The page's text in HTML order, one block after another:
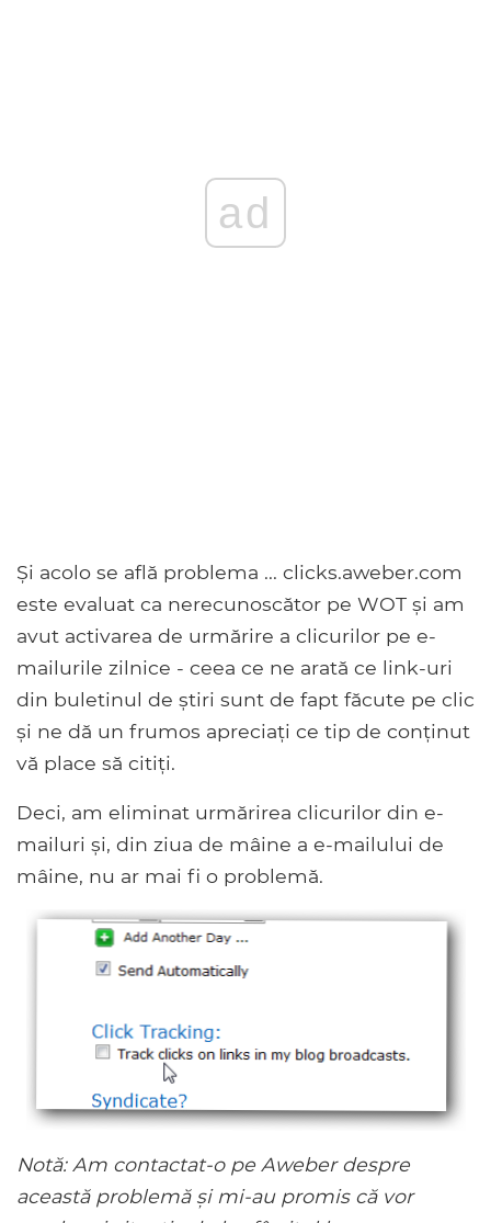
ad
Și acolo se află problema ... clicks.aweber.com
este evaluat ca nerecunoscător pe WOT și am
avut activarea de urmărire a clicurilor pe e-
mailurile zilnice - ceea ce ne arată ce link-uri
din buletinul de știri sunt de fapt făcute pe clic
și ne dă un frumos apreciați ce tip de conținut
vă place să citiți.
Deci, am eliminat urmărirea clicurilor din e-
mailuri și, din ziua de mâine a e-mailului de
mâine, nu ar mai fi o problemă.
Notă: Am contactat-o ​​pe Aweber despre
această problemă și mi-au promis că vor